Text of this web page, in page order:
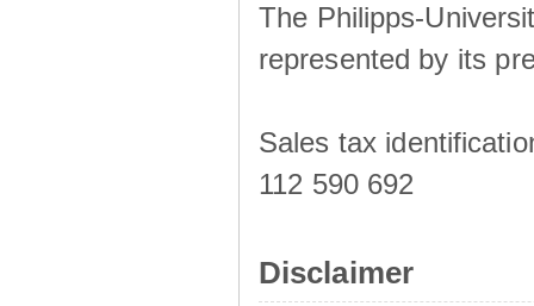
The Philipps-
represented by its
Sales tax
112 590 692
Disclaimer